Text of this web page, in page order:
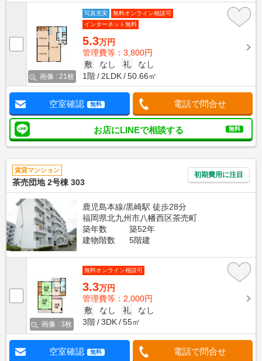
画像 : 21枚
写真充実
無料オンライン相談可
インターネット無料
5.3万円
管理費等：3,800円
敷
なし 礼
なし
1階
2LDK 50.66㎡
空室確認 無料 電話で問合せ
お店にLINEで相談する 無料
賃貸マンション
茶売団地 2号棟 303
初期費用に注目
鹿児島本線/黒崎駅 徒歩28分
福岡県北九州市八幡西区茶売町
築年数
築52年
建物階数
5階建
画像 : 3枚
無料オンライン相談可
3.3万円
管理費等：2,000円
敷
なし 礼
なし
3階
3DK 55㎡
空室確認 無料 電話で問合せ